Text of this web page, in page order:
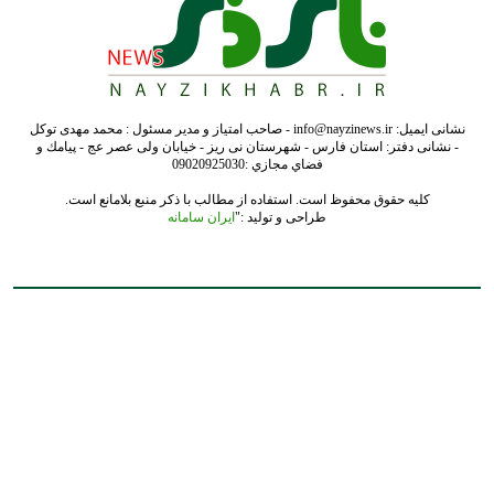
نشانی ایمیل: info@nayzinews.ir - صاحب امتیاز و مدیر مسئول : محمد مهدی توکل
- نشانی دفتر: استان فارس - شهرستان نی ریز - خیابان ولی عصر عج - پيامك و
فضاي مجازي :09020925030
کلیه حقوق محفوظ است. استفاده از مطالب با ذکر منبع بلامانع است.
طراحی و تولید :"ایران سامانه